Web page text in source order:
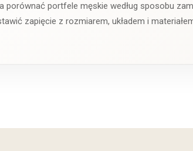
porównać portfele męskie według sposobu
zapięcie z rozmiarem, układem i